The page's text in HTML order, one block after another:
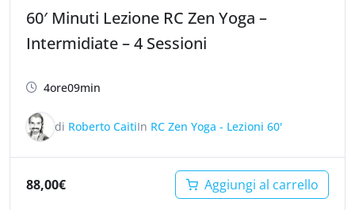
60′ Minuti Lezione RC Zen Yoga –
Intermidiate – 4 Sessioni
4ore09min
di Roberto CaitiIn RC Zen Yoga - Lezioni 60'
88,00€ Aggiungi al carrello